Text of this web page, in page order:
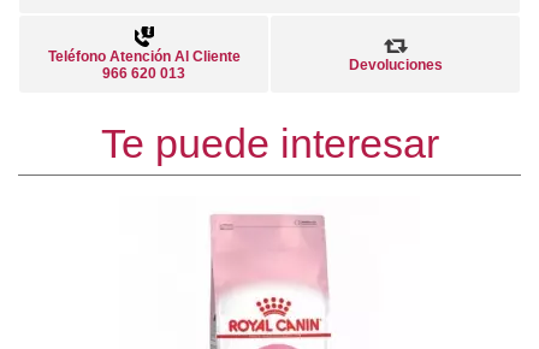
Teléfono Atención Al Cliente
966 620 013
Devoluciones
Te puede interesar